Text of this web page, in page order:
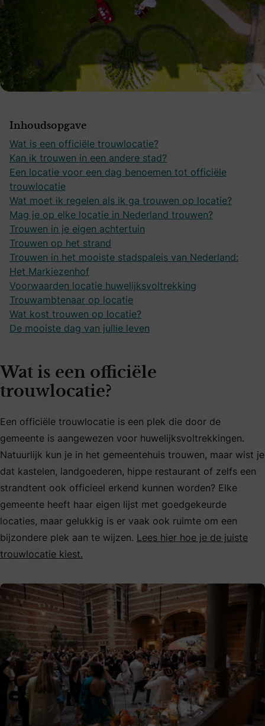
Inhoudsopgave
Wat is een officiële trouwlocatie?
Kan ik trouwen in een andere stad?
Een locatie voor een dag benoemen tot officiële
trouwlocatie
Wat moet ik regelen als ik ga trouwen op locatie?
Mag je op elke locatie in Nederland trouwen?
Trouwen in je eigen achtertuin
Trouwen op het strand
Trouwen in het mooiste stadspaleis van Nederland:
Het Markiezenhof
Voorwaarden locatie huwelijksvoltrekking
Trouwambtenaar op locatie
Wat kost trouwen op locatie?
De mooiste dag van jullie leven
Wat is een officiële
trouwlocatie?
Een officiële trouwlocatie is een plek die door de
gemeente is aangewezen voor huwelijksvoltrekkingen.
Natuurlijk kun je in het gemeentehuis trouwen, maar wist je
dat kastelen, landgoederen, hippe restaurant of zelfs een
strandtent ook officieel erkend kunnen worden? Elke
gemeente heeft haar eigen lijst met goedgekeurde
locaties, maar gelukkig is er vaak ook ruimte om een
bijzondere plek aan te wijzen. Lees hier hoe je de juiste
trouwlocatie kiest.